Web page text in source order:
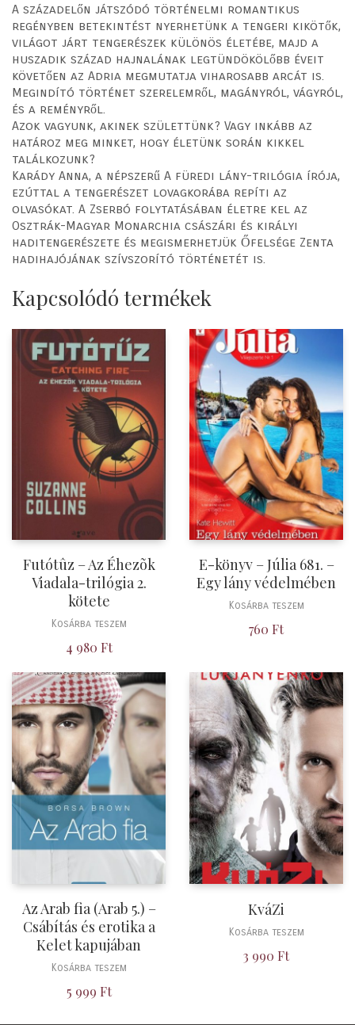
A századelőn játszódó történelmi romantikus
regényben betekintést nyerhetünk a tengeri kikötők,
világot járt tengerészek különös életébe, majd a
huszadik század hajnalának legtündökölőbb éveit
követően az Adria megmutatja viharosabb arcát is.
Megindító történet szerelemről, magányról, vágyról,
és a reményről.
Azok vagyunk, akinek születtünk? Vagy inkább az
határoz meg minket, hogy életünk során kikkel
találkozunk?
Karády Anna, a népszerű A füredi lány-trilógia írója,
ezúttal a tengerészet lovagkorába repíti az
olvasókat. A Zserbó folytatásában életre kel az
Osztrák-Magyar Monarchia császári és királyi
haditengerészete és megismerhetjük Őfelsége Zenta
hadihajójának szívszorító történetét is.
Kapcsolódó termékek
Futótûz – Az Éhezõk
Viadala-trilógia 2.
kötete
Kosárba teszem
4 980 Ft
E-könyv – Júlia 681. –
Egy lány védelmében
Kosárba teszem
760 Ft
Az Arab fia (Arab 5.) –
Csábítás és erotika a
Kelet kapujában
Kosárba teszem
5 999 Ft
KváZi
Kosárba teszem
3 990 Ft